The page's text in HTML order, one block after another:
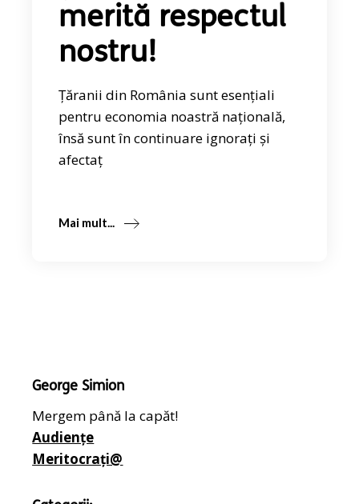
merită respectul
nostru!
Țăranii din România sunt esențiali
pentru economia noastră națională,
însă sunt în continuare ignorați și
afectaț
Mai mult...
George Simion
Mergem până la capăt!
Audiențe
Meritocrați@